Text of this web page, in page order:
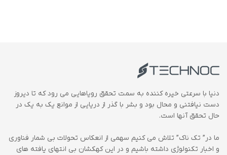
دنیا با سرعتی خیره کننده به سمت تحقق رویاهایی می رود که تا دیروز
دست نیافتنی و محال بود و بشر با گذر از دریایی از موانع یک به یک در
حال تحقق آنها است.
ما در” تک ناک” تلاش می کنیم سهمی از انعکاس تحولات بی شمار فناوری
و اخبار تکنولوژی داشته باشیم و در این کهکشان بی انتهای یافته های